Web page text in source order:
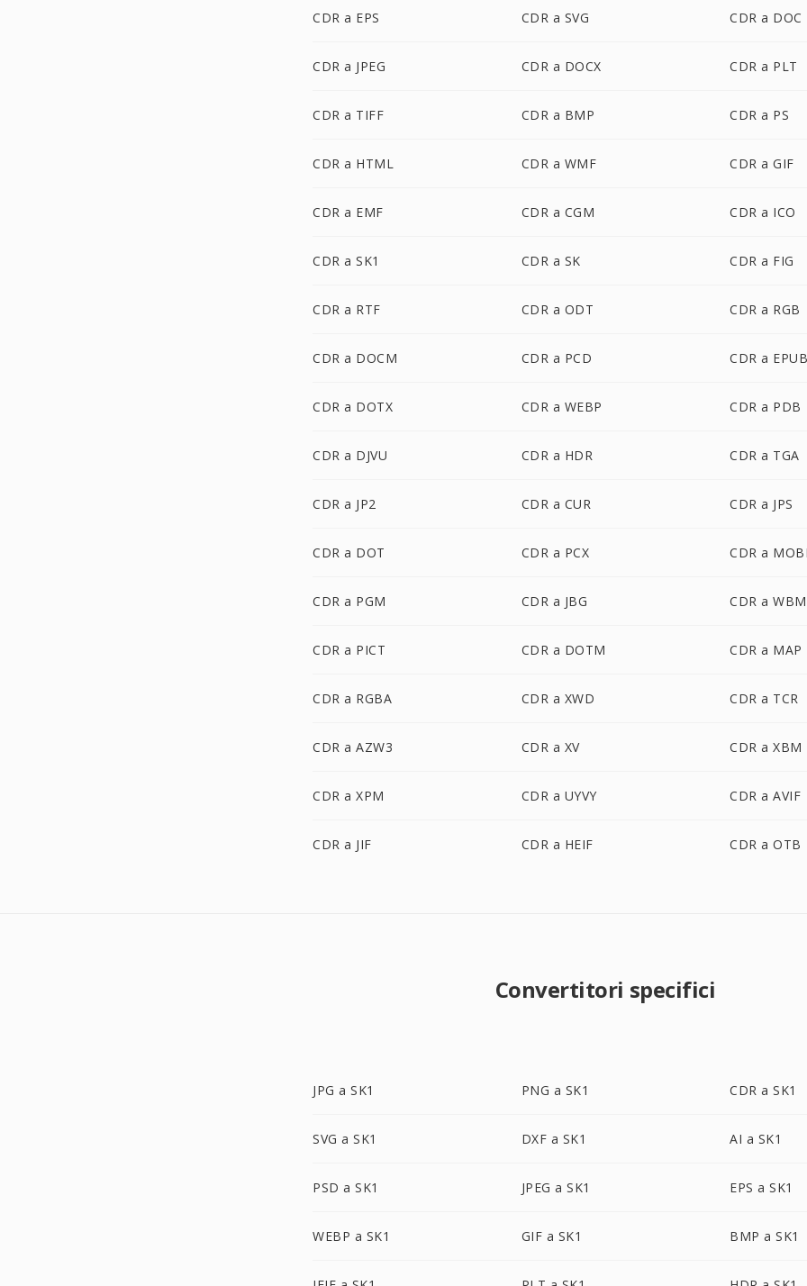
CDR a EPS CDR a SVG CDR a DOC
CDR a JPEG CDR a DOCX CDR a PLT
CDR a TIFF CDR a BMP CDR a PS
CDR a HTML CDR a WMF CDR a GIF
CDR a EMF CDR a CGM CDR a ICO
CDR a SK1 CDR a SK CDR a FIG
CDR a RTF CDR a ODT CDR a RGB
CDR a DOCM CDR a PCD CDR a
CDR a DOTX CDR a WEBP CDR a PDB
CDR a DJVU CDR a HDR CDR a TGA
CDR a JP2 CDR a CUR CDR a JPS
CDR a DOT CDR a PCX CDR a
CDR a PGM CDR a JBG CDR a
CDR a PICT CDR a DOTM CDR a MAP
CDR a RGBA CDR a XWD CDR a TCR
CDR a AZW3 CDR a XV CDR a XBM
CDR a XPM CDR a UYVY CDR a AVIF
CDR a JIF CDR a HEIF CDR a OTB
Convertitori specifici
JPG a SK1 PNG a SK1 CDR a SK1
SVG a SK1 DXF a SK1 AI a SK1
PSD a SK1 JPEG a SK1 EPS a SK1
WEBP a SK1 GIF a SK1 BMP a SK1